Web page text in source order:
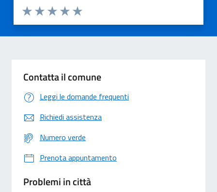
Valuta 5 stelle su 5
Valuta 4 stelle su 5
Valuta 3 stelle su 5
Valuta 2 stelle su 5
Valuta 1 stelle su 5
Contatta il comune
Leggi le domande frequenti
Richiedi assistenza
Numero verde
Prenota appuntamento
Problemi in città